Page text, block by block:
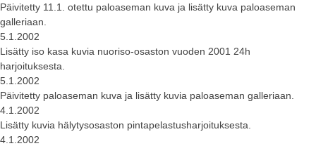
Päivitetty 11.1. otettu paloaseman kuva ja lisätty kuva paloaseman
galleriaan.
5.1.2002
Lisätty iso kasa kuvia nuoriso-osaston vuoden 2001 24h
harjoituksesta.
5.1.2002
Päivitetty paloaseman kuva ja lisätty kuvia paloaseman galleriaan.
4.1.2002
Lisätty kuvia hälytysosaston pintapelastusharjoituksesta.
4.1.2002